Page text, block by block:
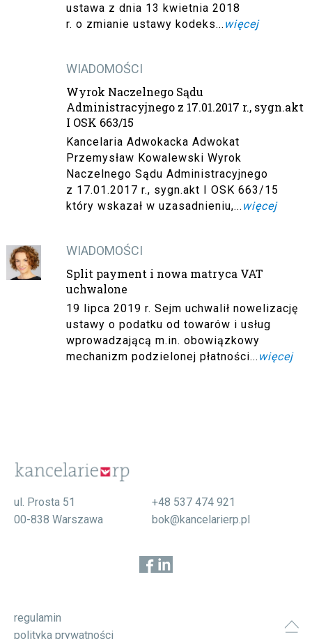
ustawa z dnia 13 kwietnia 2018
r. o zmianie ustawy kodeks... więcej
WIADOMOŚCI
Wyrok Naczelnego Sądu
Administracyjnego z 17.01.2017 r., sygn.akt
I OSK 663/15
Kancelaria Adwokacka Adwokat
Przemysław Kowalewski Wyrok
Naczelnego Sądu Administracyjnego
z 17.01.2017 r., sygn.akt I OSK 663/15
który wskazał w uzasadnieniu,... więcej
WIADOMOŚCI
Split payment i nowa matryca VAT
uchwalone
19 lipca 2019 r. Sejm uchwalił nowelizację
ustawy o podatku od towarów i usług
wprowadzającą m.in. obowiązkowy
mechanizm podzielonej płatności... więcej
ul. Prosta 51
00-838 Warszawa
+48 537 474 921
bok@kancelarierp.pl
regulamin
polityka prywatności